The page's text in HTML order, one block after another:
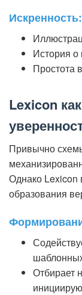
Искренность:
История о
Простота
Lexicon
Привычно
Однако Lexicon
образования
Отбирает